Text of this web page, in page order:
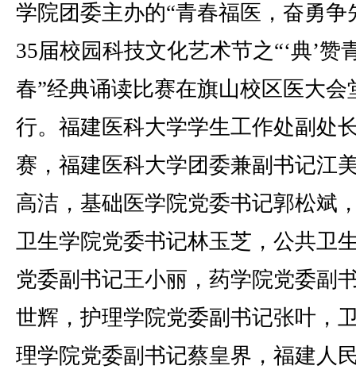
学院团委主办的“青春福医，奋勇争
35届校园科技文化艺术节之“‘典’赞
春”经典诵读比赛在旗山校区医大会
行。福建医科大学学生工作处副处
赛，福建医科大学团委兼副书记江
高洁，基础医学院党委书记郭松斌
卫生学院党委书记林玉芝，公共卫
党委副书记王小丽，药学院党委副
世辉，护理学院党委副书记张叶，
理学院党委副书记蔡皇界，福建人